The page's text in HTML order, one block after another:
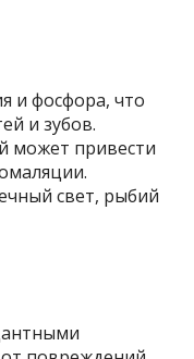
и фосфора, что
и зубов.
может привести
свет, рыбий